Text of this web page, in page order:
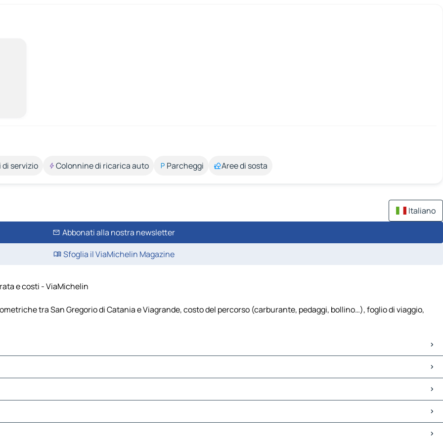
servizio Colonnine di ricarica auto Parcheggi Aree di sosta
Italiano
Abbonati alla nostra newsletter
Sfoglia il ViaMichelin Magazine
e costi - ViaMichelin
tra San Gregorio di Catania e Viagrande, costo del percorso (carburante, pedaggi, bollino…), foglio di viaggio,